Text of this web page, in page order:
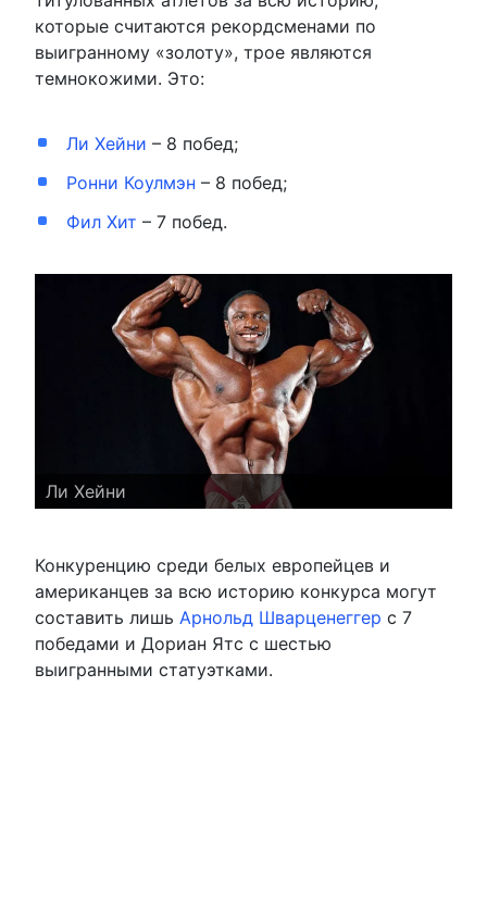
которые считаются рекордсменами по
выигранному «золоту», трое являются
темнокожими. Это:
Ли Хейни – 8 побед;
Ронни Коулмэн – 8 побед;
Фил Хит – 7 побед.
Ли Хейни
Конкуренцию среди белых европейцев и
американцев за всю историю конкурса могут
составить лишь Арнольд Шварценеггер с 7
победами и Дориан Ятс с шестью
выигранными статуэтками.